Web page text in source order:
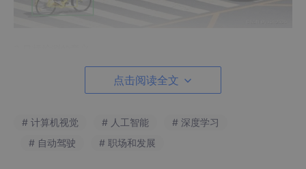
如果感知方面对目标进行了检测，在车辆行驶过程中实时检
测、识别行人和车辆这类目标，甚至跟 踪预测他们的运动轨迹，
点击阅读全文
# 计算机视觉 # 人工智能
# 深度学习
# 自动驾驶
# 职场和发展